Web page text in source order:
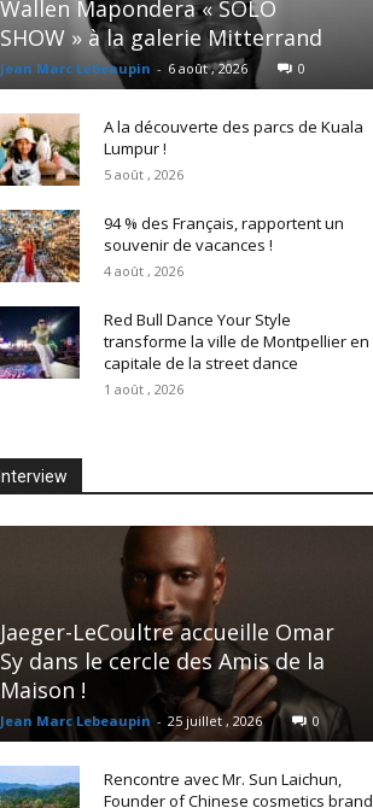
Wallen Mapondera « SOLO
SHOW » à la galerie Mitterrand
Jean Marc Lebeaupin - 6 août , 2026 0
A la découverte des parcs de Kuala
Lumpur !
5 août , 2026
94 % des Français, rapportent un
souvenir de vacances !
4 août , 2026
Red Bull Dance Your Style
transforme la ville de Montpellier en
capitale de la street dance
1 août , 2026
Jaeger-LeCoultre accueille Omar
Sy dans le cercle des Amis de la
Maison !
Jean Marc Lebeaupin - 25 juillet , 2026 0
Rencontre avec Mr. Sun Laichun,
Founder of Chinese cosmetics brand